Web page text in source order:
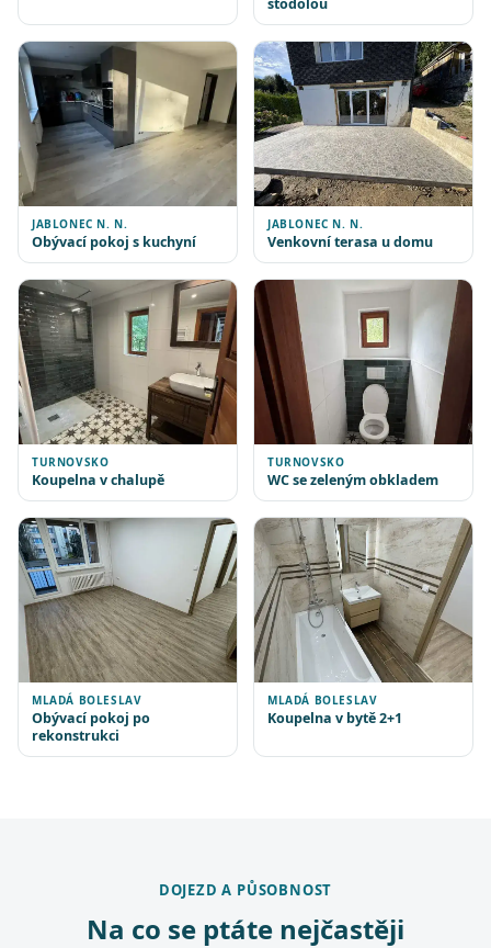
JABLONEC N. N.
Obývací pokoj s kuchyní
JABLONEC N. N.
Venkovní terasa u domu
TURNOVSKO
Koupelna v chalupě
TURNOVSKO
WC se zeleným obkladem
MLADÁ BOLESLAV
Obývací pokoj po
rekonstrukci
MLADÁ BOLESLAV
Koupelna v bytě 2+1
DOJEZD A PŮSOBNOST
Na co se ptáte nejčastěji